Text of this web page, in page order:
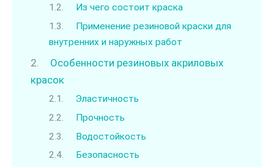
Из чего состоит краска
Применение резиновой краски для
внутренних и наружных работ
Особенности резиновых акриловых
красок
Эластичность
Прочность
Водостойкость
Безопасность